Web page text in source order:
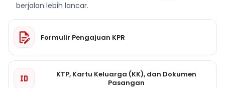
berjalan lebih lancar.
Formulir Pengajuan KPR
KTP, Kartu Keluarga (KK), dan Dokumen
Pasangan